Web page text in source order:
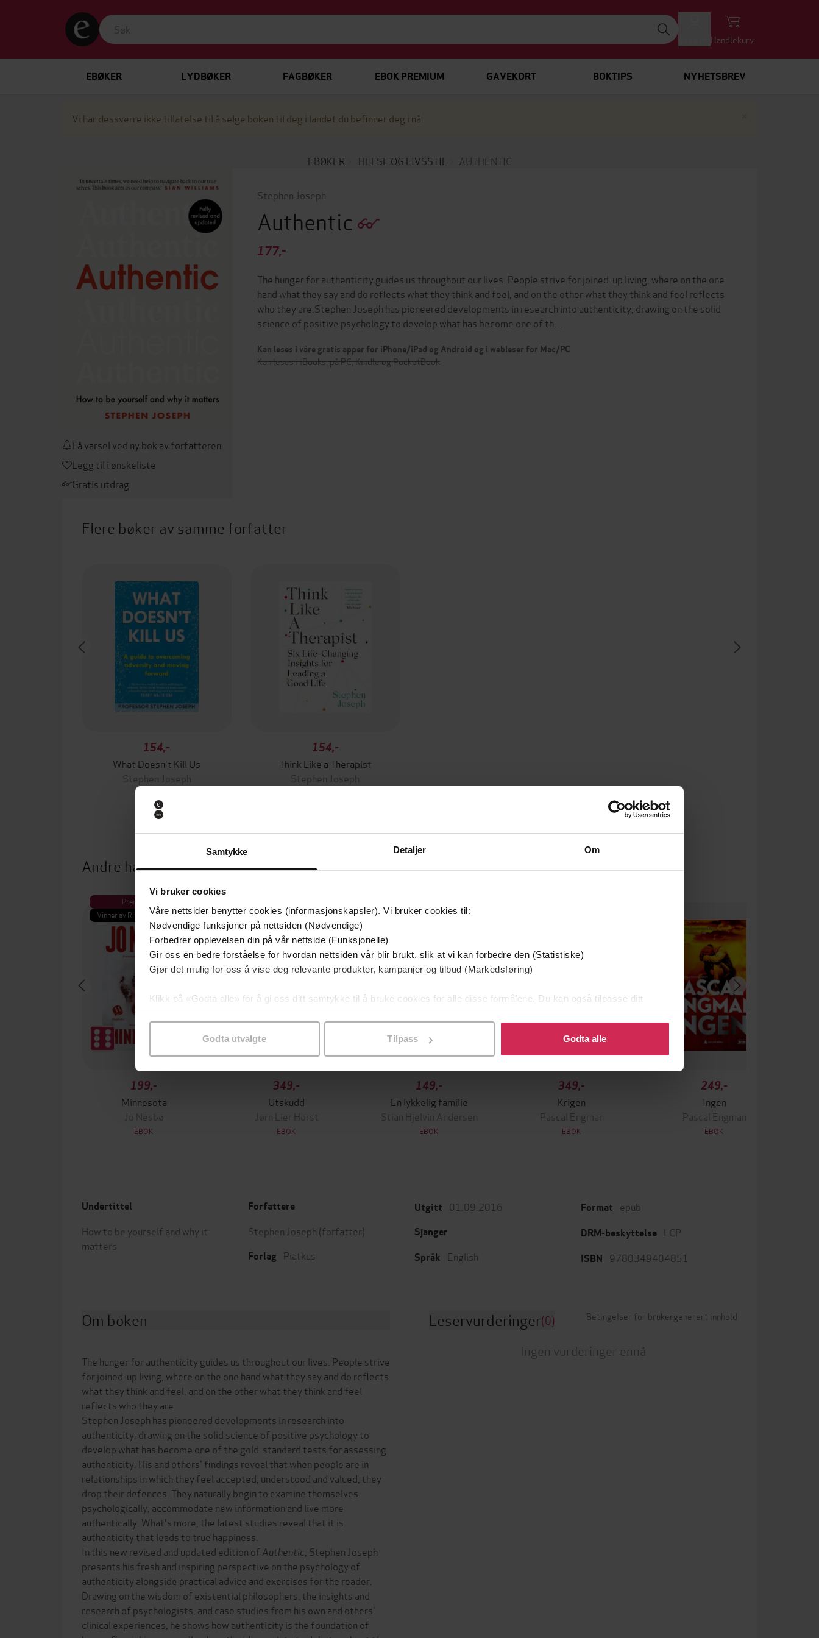
Samtykke Detaljer Om
Vi bruker cookies
Våre nettsider benytter cookies (informasjonskapsler). Vi bruker cookies til:
Nødvendige funksjoner på nettsiden (Nødvendige)
Forbedrer opplevelsen din på vår nettside (Funksjonelle)
Gir oss en bedre forståelse for hvordan nettsiden vår blir brukt, slik at vi kan forbedre den (Statistiske)
Gjør det mulig for oss å vise deg relevante produkter, kampanjer og tilbud (Markedsføring)
Klikk på «Godta alle» for å gi oss ditt samtykke til å bruke cookies for alle disse formålene. Du kan også tilpasse ditt
samtykke til spesifikke formål ved å klikke på «Tilpass». Du kan når som helst trekke tilbake eller endre ditt samtykke.
Godta utvalgte Tilpass Godta alle
Handlekurv
EBØKER LYDBØKER FAGBØKER EBOK PREMIUM GAVEKORT BOKTIPS NYHETSBREV
Vi har dessverre ikke tillatelse til å selge boken til deg i landet du befinner deg i nå.
EBØKER HELSE OG LIVSSTIL AUTHENTIC
Få varsel ved ny bok av forfatteren
Legg til i ønskeliste
Gratis utdrag
Stephen Joseph
Authentic
177,-
The hunger for authenticity guides us throughout our lives. People strive for joined-up living, where on the one
hand what they say and do reflects what they think and feel, and on the other what they think and feel reflects
who they are.Stephen Joseph has pioneered developments in research into authenticity, drawing on the solid
science of positive psychology to develop what has become one of th…
Kan leses i våre gratis apper for iPhone/iPad og Android og i webleser for Mac/PC
Kan leses i iBooks, på PC, Kindle og PocketBook
Flere bøker av samme forfatter
154,-
What Doesn't Kill Us
Stephen Joseph
154,-
Think Like a Therapist
Stephen Joseph
Andre har også kjøpt
Premium
Vinner av Rivertonprisen
199,-
Minnesota
Jo Nesbø
EBOK
Første gang på tilbud
349,-
Utskudd
Jørn Lier Horst
EBOK
149,-
En lykkelig familie
Stian Hjelvin Andersen
EBOK
349,-
Krigen
Pascal Engman
EBOK
249,-
Ingen
Pascal Engman
EBOK
Undertittel
How to be yourself and why it
matters
Forfattere
Stephen Joseph (forfatter)
Forlag Piatkus
Utgitt 01.09.2016
Sjanger
Språk
English
Format epub
DRM-beskyttelse LCP
ISBN 9780349404851
Om boken
The hunger for authenticity guides us throughout our lives. People strive
for joined-up living, where on the one hand what they say and do reflects
what they think and feel, and on the other what they think and feel
reflects who they are.
Stephen Joseph has pioneered developments in research into
authenticity, drawing on the solid science of positive psychology to
develop what has become one of the gold-standard tests for assessing
authenticity. His and others' findings reveal that when people are in
relationships in which they feel accepted, understood and valued, they
drop their defences. They naturally begin to examine themselves
psychologically, accommodate new information and live more
authentically. What's more, the latest studies reveal that it is
authenticity that leads to true happiness.
In this new revised and updated edition of Authentic , Stephen Joseph
presents his fresh and inspiring perspective on the psychology of
authenticity alongside practical advice and exercises for the reader.
Drawing on the wisdom of existential philosophers, the insights and
research of psychologists, and case studies from his own and others'
clinical experiences, he shows how authenticity is the foundation of
Leservurderinger(0) Betingelser for brukergenerert innhold
Ingen vurderinger ennå